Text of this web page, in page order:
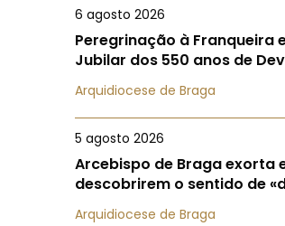
6 agosto 2026
Peregrinação à Franqueira
Jubilar dos 550 anos de
Arquidiocese de Braga
5 agosto 2026
Arcebispo de Braga exorta
descobrirem o sentido de
Arquidiocese de Braga